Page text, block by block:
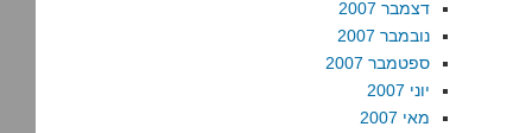
דצמבר 2007
נובמבר 2007
ספטמבר 2007
יוני 2007
מאי 2007